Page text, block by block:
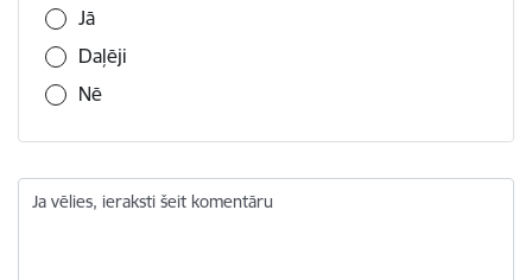
Jā
Daļēji
Nē
Ja vēlies, ieraksti šeit komentāru